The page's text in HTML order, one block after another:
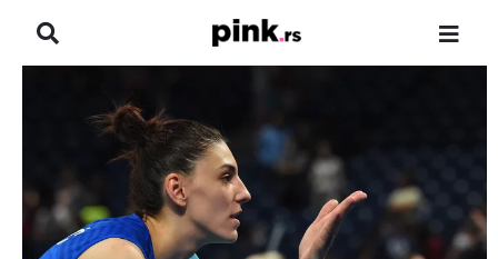
ZADRUGA
SHOWBIZ